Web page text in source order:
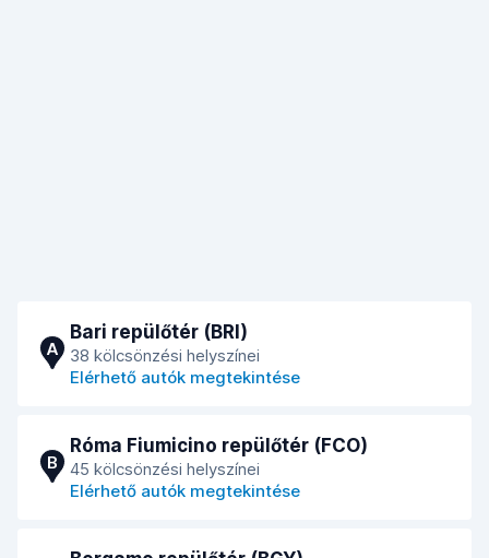
A
Bari repülőtér (BRI)
38 kölcsönzési helyszínei
Elérhető autók megtekintése
B
Róma Fiumicino repülőtér (FCO)
45 kölcsönzési helyszínei
Elérhető autók megtekintése